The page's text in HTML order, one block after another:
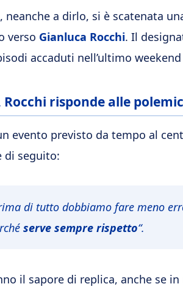
a dirlo, si è scatenata
verso Gianluca Rocchi. Il
accaduti nell’ultimo
Rocchi risponde alle
evento previsto da tempo al
di seguito:
di tutto dobbiamo fare meno
serve sempre rispetto“.
il sapore di replica, anche se